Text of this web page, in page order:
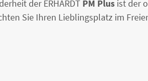
der ERHARDT PM Plus ist der
Sie Ihren Lieblingsplatz im